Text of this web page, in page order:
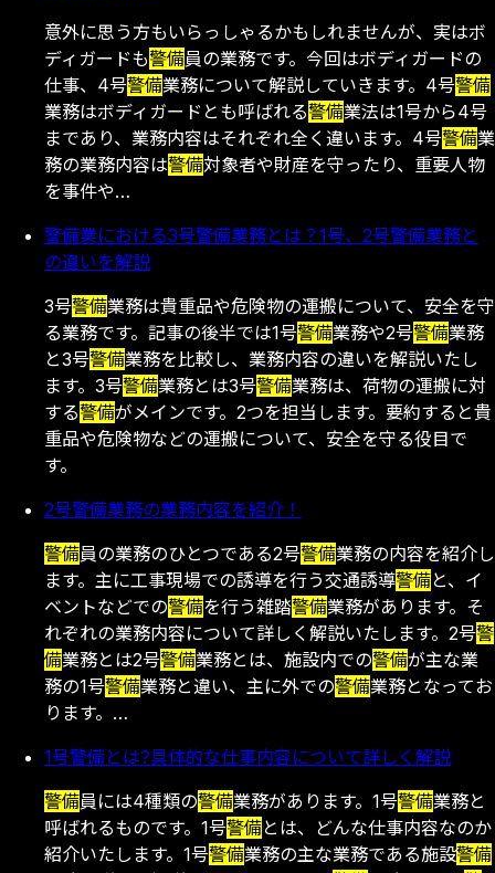
意外に思う方もいらっしゃるかもしれませんが、実はボ
ディガードも警備員の業務です。今回はボディガードの
仕事、4号警備業務について解説していきます。4号警備
業務はボディガードとも呼ばれる警備業法は1号から4号
まであり、業務内容はそれぞれ全く違います。4号警備業
務の業務内容は警備対象者や財産を守ったり、重要人物
を事件や…
警備業における3号警備業務とは？1号、2号警備業務と
の違いを解説
3号警備業務は貴重品や危険物の運搬について、安全を守
る業務です。記事の後半では1号警備業務や2号警備業務
と3号警備業務を比較し、業務内容の違いを解説いたし
ます。3号警備業務とは3号警備業務は、荷物の運搬に対
する警備がメインです。2つを担当します。要約すると貴
重品や危険物などの運搬について、安全を守る役目で
す。
2号警備業務の業務内容を紹介！
警備員の業務のひとつである2号警備業務の内容を紹介し
ます。主に工事現場での誘導を行う交通誘導警備と、イ
ベントなどでの警備を行う雑踏警備業務があります。そ
れぞれの業務内容について詳しく解説いたします。2号警
備業務とは2号警備業務とは、施設内での警備が主な業
務の1号警備業務と違い、主に外での警備業務となってお
ります。…
1号警備とは?具体的な仕事内容について詳しく解説
警備員には4種類の警備業務があります。1号警備業務と
呼ばれるものです。1号警備とは、どんな仕事内容なのか
紹介いたします。1号警備業務の主な業務である施設警備